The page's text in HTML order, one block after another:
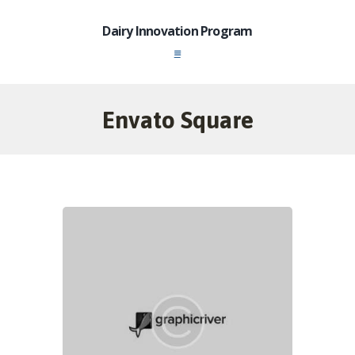
Dairy Innovation Program
Envato Square